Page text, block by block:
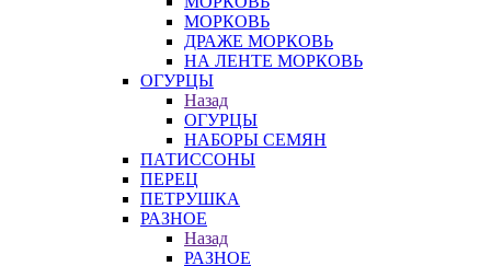
МОРКОВЬ
ДРАЖЕ МОРКОВЬ
НА ЛЕНТЕ МОРКОВЬ
ОГУРЦЫ
Назад
ОГУРЦЫ
НАБОРЫ СЕМЯН
ПАТИССОНЫ
ПЕРЕЦ
ПЕТРУШКА
РАЗНОЕ
Назад
РАЗНОЕ